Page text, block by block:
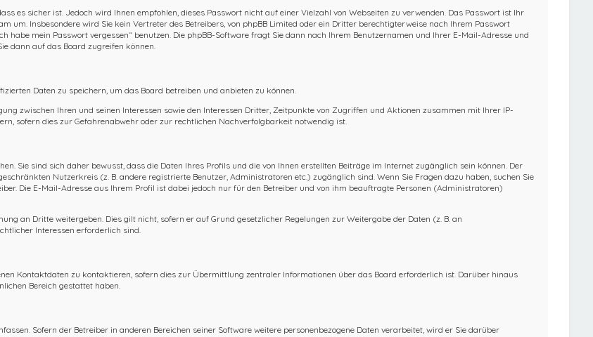
es sicher ist. Jedoch wird Ihnen empfohlen, dieses Passwort nicht auf einer Vielzahl von Webseiten zu verwenden. Das Passwort ist Ihr
um. Insbesondere wird Sie kein Vertreter des Betreibers, von phpBB Limited oder ein Dritter berechtigterweise nach Ihrem Passwort
habe mein Passwort vergessen“ benutzen. Die phpBB-Software fragt Sie dann nach Ihrem Benutzernamen und Ihrer E-Mail-Adresse und
dann auf das Board zugreifen können.
Daten zu speichern, um das Board betreiben und anbieten zu können.
zwischen Ihren und seinen Interessen sowie den Interessen Dritter, Zeitpunkte von Zugriffen und Aktionen zusammen mit Ihrer IP-
sofern dies zur Gefahrenabwehr oder zur rechtlichen Nachverfolgbarkeit notwendig ist.
Sie sind sich daher bewusst, dass die Daten Ihres Profils und die von Ihnen erstellten Beiträge im Internet zugänglich sein können. Der
Nutzerkreis (z. B. andere registrierte Benutzer, Administratoren etc.) zugänglich sind. Wenn Sie Fragen dazu haben, suchen Sie
Die E-Mail-Adresse aus Ihrem Profil ist dabei jedoch nur für den Betreiber und von ihm beauftragte Personen (Administratoren)
an Dritte weitergeben. Dies gilt nicht, sofern er auf Grund gesetzlicher Regelungen zur Weitergabe der Daten (z. B. an
Interessen erforderlich sind.
Kontaktdaten zu kontaktieren, sofern dies zur Übermittlung zentraler Informationen über das Board erforderlich ist. Darüber hinaus
Bereich gestattet haben.
Sofern der Betreiber in anderen Bereichen seiner Software weitere personenbezogene Daten verarbeitet, wird er Sie darüber